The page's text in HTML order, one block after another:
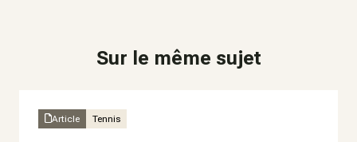
Sur le même sujet
Article Tennis